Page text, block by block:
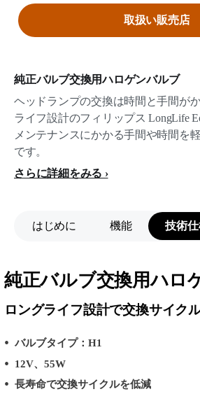
純正バルブ交換用ハロゲンバルブ
ヘッドランプの交換は時間と手間が
ライフ設計のフィリップス LongLife
メンテナンスにかかる手間や時間を
です。
さらに詳細をみる
取扱い販売店
はじめに 機能 技術
純正バルブ交換用ハロ
ロングライフ設計で交換サイク
バルブタイプ：H1
12V、55W
長寿命で交換サイクルを低減